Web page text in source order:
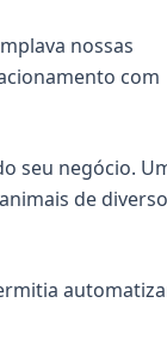
nossas
com
seu negócio.
de